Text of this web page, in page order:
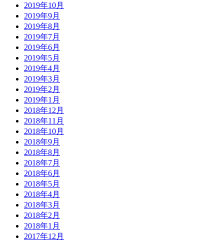
2019年10月
2019年9月
2019年8月
2019年7月
2019年6月
2019年5月
2019年4月
2019年3月
2019年2月
2019年1月
2018年12月
2018年11月
2018年10月
2018年9月
2018年8月
2018年7月
2018年6月
2018年5月
2018年4月
2018年3月
2018年2月
2018年1月
2017年12月